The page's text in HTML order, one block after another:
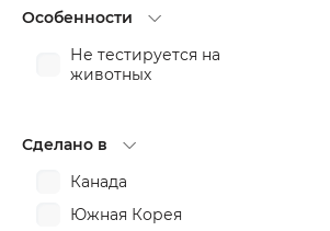
Особенности
Не тестируется на
животных
Сделано в
Канада
Южная Корея